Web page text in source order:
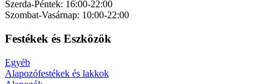
Szerda-Péntek: 16:00-22:00
Szombat-Vasárnap: 10:00-22:00
Festékek és Eszközök
Egyéb
Alapozófestékek és lakkok